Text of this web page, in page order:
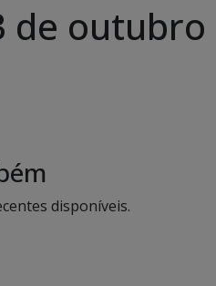
de outubro
disponíveis.